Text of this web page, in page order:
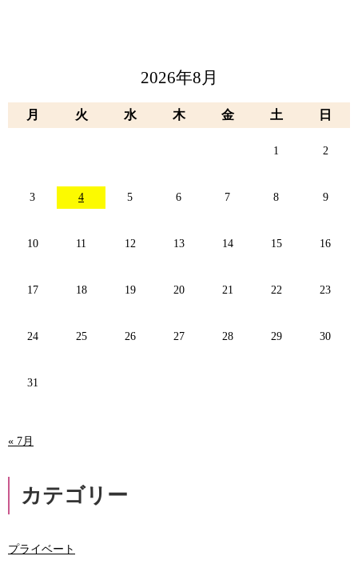
2026年8月
月 火 水 木 金 土 日
1 2
3 4 5 6 7 8 9
10 11 12 13 14 15 16
17 18 19 20 21 22 23
24 25 26 27 28 29 30
31
« 7月
カテゴリー
プライベート